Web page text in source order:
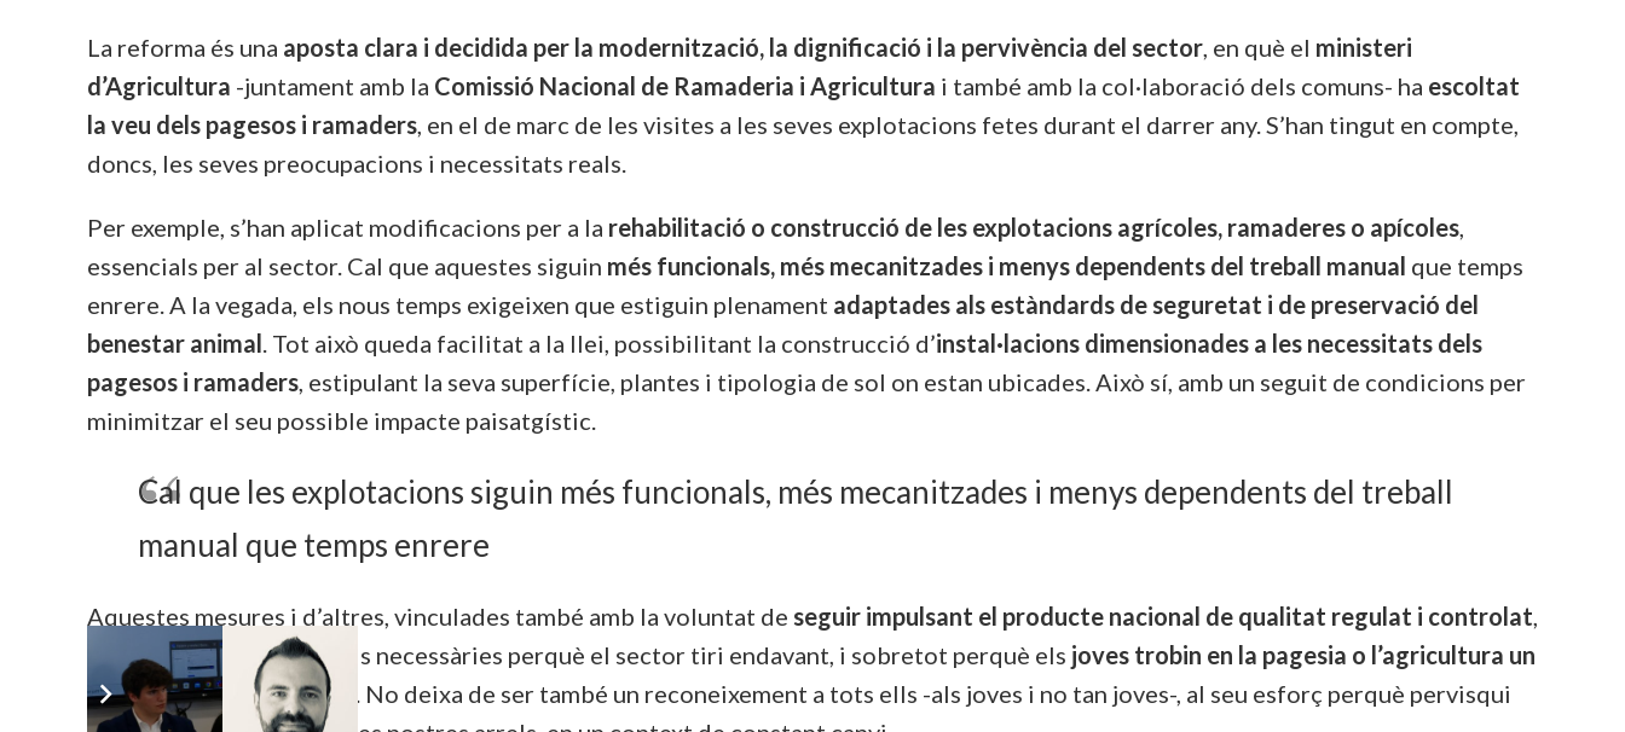
La reforma és una aposta clara i decidida per la modernització, la dignificació i la pervivència del sector, en què el ministeri
d’Agricultura -juntament amb la Comissió Nacional de Ramaderia i Agricultura i també amb la col·laboració dels comuns- ha escoltat
la veu dels pagesos i ramaders, en el de marc de les visites a les seves explotacions fetes durant el darrer any. S’han tingut en compte,
doncs, les seves preocupacions i necessitats reals.
Per exemple, s’han aplicat modificacions per a la rehabilitació o construcció de les explotacions agrícoles, ramaderes o apícoles,
essencials per al sector. Cal que aquestes siguin més funcionals, més mecanitzades i menys dependents del treball manual que temps
enrere. A la vegada, els nous temps exigeixen que estiguin plenament adaptades als estàndards de seguretat i de preservació del
benestar animal. Tot això queda facilitat a la llei, possibilitant la construcció d’instal·lacions dimensionades a les necessitats dels
pagesos i ramaders, estipulant la seva superfície, plantes i tipologia de sol on estan ubicades. Això sí, amb un seguit de condicions per
minimitzar el seu possible impacte paisatgístic.
Cal que les explotacions siguin més funcionals, més mecanitzades i menys dependents del treball
manual que temps enrere
Aquestes mesures i d’altres, vinculades també amb la voluntat de seguir impulsant el producte nacional de qualitat regulat i controlat,
dona les condicions legals necessàries perquè el sector tiri endavant, i sobretot perquè els joves trobin en la pagesia o l’agricultura un
projecte viable i atractiu . No deixa de ser també un reconeixement a tots ells -als joves i no tan joves-, al seu esforç perquè pervisqui